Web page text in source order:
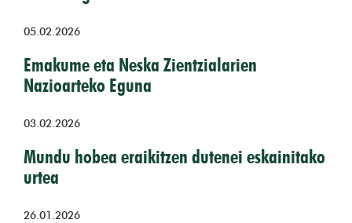
05.02.2026
Emakume eta Neska Zientzialarien
Nazioarteko Eguna
03.02.2026
Mundu hobea eraikitzen dutenei eskainitako
urtea
26.01.2026